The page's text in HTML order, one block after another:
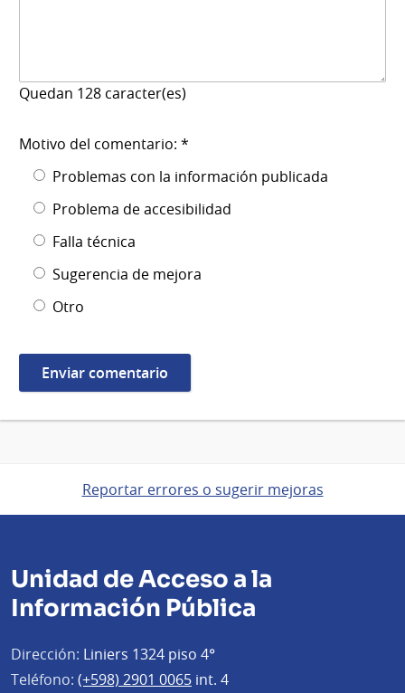
Quedan 128 caracter(es)
Motivo del comentario: *
Problemas con la información publicada
Problema de accesibilidad
Falla técnica
Sugerencia de mejora
Otro
Reportar errores o sugerir mejoras
Unidad de Acceso a la
Información Pública
Dirección: Liniers 1324 piso 4°
Teléfono: (+598) 2901 0065 int. 4